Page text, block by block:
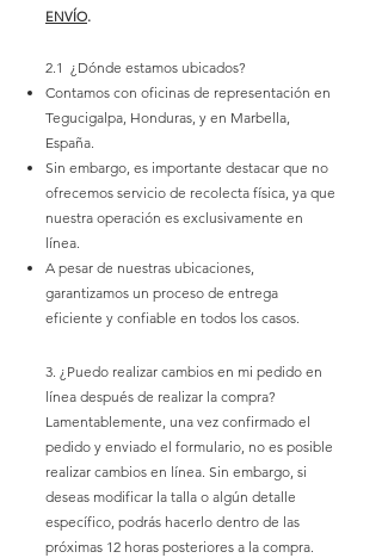
ENVÍO.
2.1 ¿Dónde estamos ubicados?
Contamos con oficinas de representación en
Tegucigalpa, Honduras, y en Marbella,
España.
Sin embargo, es importante destacar que no
ofrecemos servicio de recolecta física, ya que
nuestra operación es exclusivamente en
línea.
A pesar de nuestras ubicaciones,
garantizamos un proceso de entrega
eficiente y confiable en todos los casos.
3. ¿Puedo realizar cambios en mi pedido en
línea después de realizar la compra?
Lamentablemente, una vez confirmado el
pedido y enviado el formulario, no es posible
realizar cambios en línea. Sin embargo, si
deseas modificar la talla o algún detalle
específico, podrás hacerlo dentro de las
próximas 12 horas posteriores a la compra.